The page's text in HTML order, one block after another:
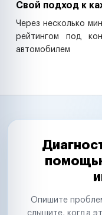
Свой подход к
Через несколько
рейтингом под
автомобилем
Опишите
слышите, когда